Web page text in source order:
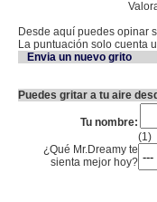
Desde aquí puedes opinar
La puntuación solo cuenta
Envia un nuevo grito
Puedes gritar a tu aire
Tu nombre:
(1)
¿Qué Mr.Dreamy te
sienta mejor hoy?